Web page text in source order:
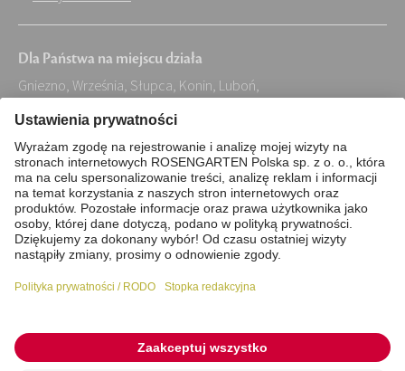
Dla Państwa na miejscu działa
Gniezno, Września, Słupca, Konin, Luboń,
Grodzisk Wielkopolski, Jarocin, Tarnowo
Podgórne, Szamotuły, Oborniki, Środa
Wielkopolska, Mosina, Buk, Suchy Las,
Jelonek, Rokietnica, Kórnik, Murowana
Goślina, Pobiedziska
Stopka redakcyjna
Polityka prywatności / RODO